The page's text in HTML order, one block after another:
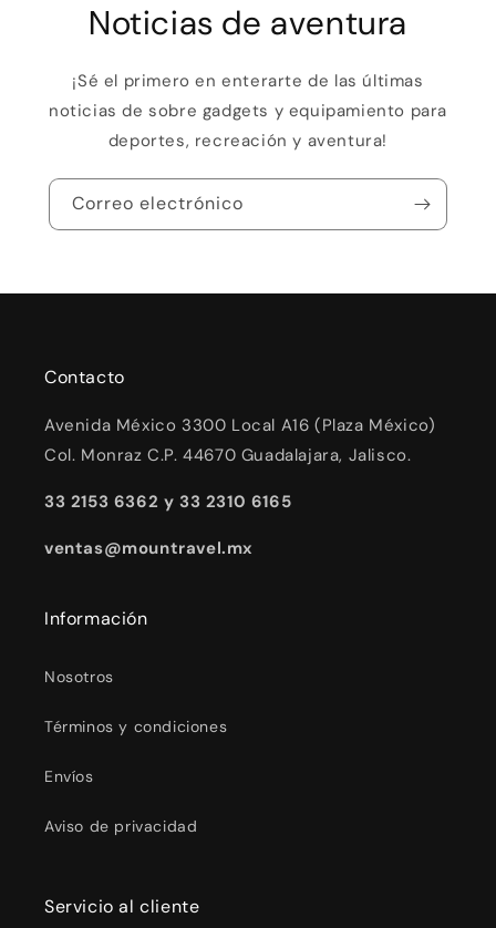
Noticias de aventura
¡Sé el primero en enterarte de las últimas
noticias de sobre gadgets y equipamiento para
deportes, recreación y aventura!
Correo electrónico
Contacto
Avenida México 3300 Local A16 (Plaza México)
Col. Monraz C.P. 44670 Guadalajara, Jalisco.
33 2153 6362 y 33 2310 6165
ventas@mountravel.mx
Información
Nosotros
Términos y condiciones
Envíos
Aviso de privacidad
Servicio al cliente